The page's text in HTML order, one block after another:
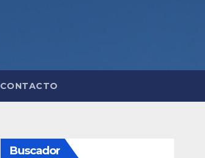
CONTACTO
Buscador